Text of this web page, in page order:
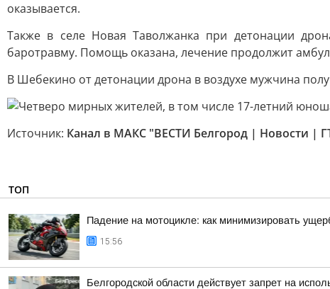
оказывается.
Также в селе Новая Таволжанка при детонации
баротравму. Помощь оказана, лечение продолжит
В Шебекино от детонации дрона в воздухе мужчина
Источник: Канал в МАКС "ВЕСТИ Белгород | Новости |
ТОП
Падение на мотоцикле: как минимизировать
15:56
Белгородской области действует запрет на